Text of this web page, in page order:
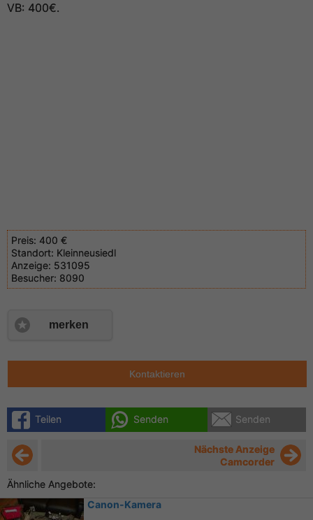
VB: 400€.
Preis: 400 €
Standort: Kleinneusiedl
Anzeige: 531095
Besucher: 8090
merken
Kontaktieren
Teilen Senden Senden
Nächste Anzeige
Camcorder
Ähnliche Angebote:
Canon-Kamera